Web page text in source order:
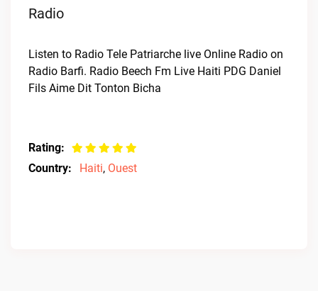
Radio
Listen to Radio Tele Patriarche live Online Radio on
Radio Barfi. Radio Beech Fm Live Haiti PDG Daniel
Fils Aime Dit Tonton Bicha
Rating:
Country:
Haiti, Ouest